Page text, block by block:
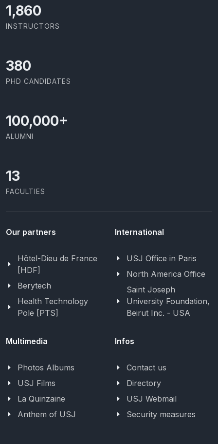
2,142
INSTRUCTORS
437
PHD CANDIDATES
100,000+
ALUMNI
13
FACULTIES
Our partners
Hôtel-Dieu de France
[HDF]
Berytech
Health Technology
Pole [PTS]
International
USJ Office in Paris
North America Office
Saint Joseph
University Foundation,
Beirut Inc. - USA
Multimedia
Photos Albums
USJ Films
La Quinzaine
Anthem of USJ
Infos
Contact us
Directory
USJ Webmail
Security measures